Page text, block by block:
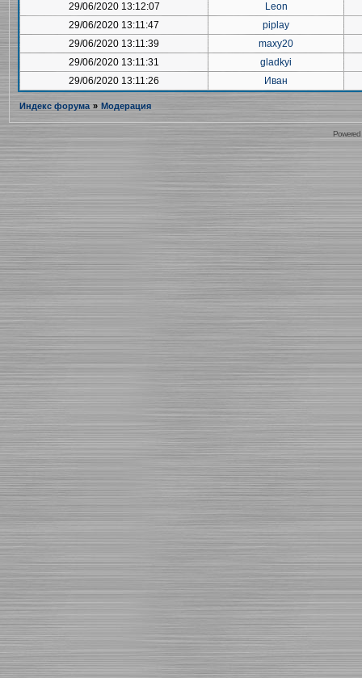
29/06/2020 13:12:07
Leon
29/06/2020 13:11:47
piplay
29/06/2020 13:11:39
maxy20
29/06/2020 13:11:31
gladkyi
29/06/2020 13:11:26
Иван
Индекс форума » Модерация